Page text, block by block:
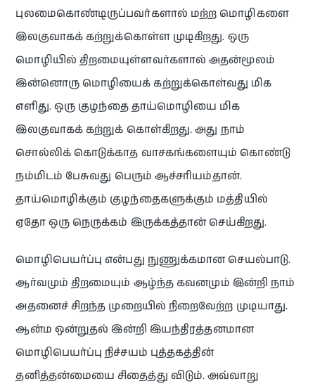
புலமைகொண்டிருப்பவர்களால் மற்ற மொழிகளை
இலகுவாகக் கற்றுக்கொள்ள முடிகிறது. ஒரு
மொழியில் திறமையுள்ளவர்களால் அதன்மூலம்
இன்னொரு மொழியைக் கற்றுக்கொள்வது மிக
எளிது. ஒரு குழந்தை தாய்மொழியை மிக
இலகுவாகக் கற்றுக் கொள்கிறது. அது நாம்
சொல்லிக் கொடுக்காத வாசகங்களையும் கொண்டு
நம்மிடம் பேசுவது பெரும் ஆச்சரியம்தான்.
தாய்மொழிக்கும் குழந்தைகளுக்கும் மத்தியில்
ஏதோ ஒரு நெருக்கம் இருக்கத்தான் செய்கிறது.
மொழிபெயர்ப்பு என்பது நுணுக்கமான செயல்பாடு.
ஆர்வமும் திறமையும் ஆழ்ந்த கவனமும் இன்றி நாம்
அதனைச் சிறந்த முறையில் நிறைவேற்ற முடியாது.
ஆன்ம ஒன்றுதல் இன்றி இயந்திரத்தனமான
மொழிபெயர்ப்பு நிச்சயம் புத்தகத்தின்
தனித்தன்மையை சிதைத்து விடும். அவ்வாறு